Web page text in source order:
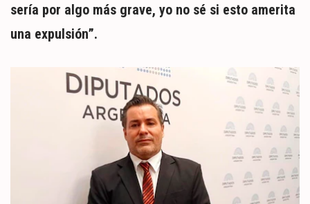
sería por algo más grave, yo no sé si esto amerita
una expulsión”.